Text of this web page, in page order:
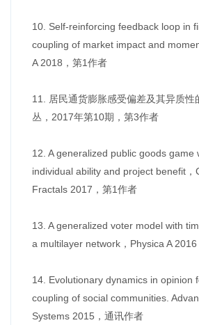
10. Self-reinforcing feedback loop in
coupling of market impact and
A 2018，第1作者
11. 居民通货膨胀感受偏差及其异质性
丛，2017年第10期，第3作者
12. A generalized public goods game
individual ability and project benefit，
Fractals 2017，第1作者
13. A generalized voter model with
a multilayer network，Physica A
14. Evolutionary dynamics in opinion
coupling of social communities.
Systems 2015，通讯作者